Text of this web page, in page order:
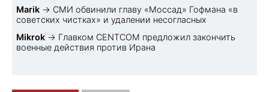
Marik → СМИ обвинили главу «Моссад» Гофмана «в
советских чистках» и удалении несогласных
Mikrok → Главком CENTCOM предложил закончить
военные действия против Ирана